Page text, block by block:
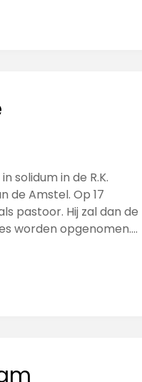
solidum in de R.K.
de Amstel. Op 17
pastoor. Hij zal dan de
worden opgenomen….